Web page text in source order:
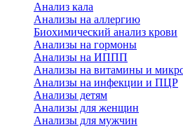
Анализ кала
Анализы на аллергию
Биохимический анализ крови
Анализы на гормоны
Анализы на ИППП
Анализы на витамины и
Анализы на инфекции и ПЦР
Анализы детям
Анализы для женщин
Анализы для мужчин